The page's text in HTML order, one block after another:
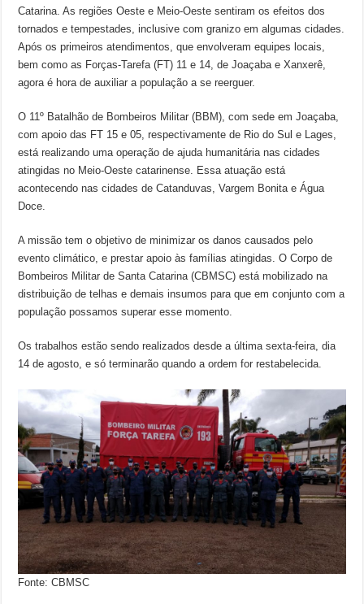
Catarina. As regiões Oeste e Meio-Oeste sentiram os efeitos dos
tornados e tempestades, inclusive com granizo em algumas cidades.
Após os primeiros atendimentos, que envolveram equipes locais,
bem como as Forças-Tarefa (FT) 11 e 14, de Joaçaba e Xanxerê,
agora é hora de auxiliar a população a se reerguer.
O 11º Batalhão de Bombeiros Militar (BBM), com sede em Joaçaba,
com apoio das FT 15 e 05, respectivamente de Rio do Sul e Lages,
está realizando uma operação de ajuda humanitária nas cidades
atingidas no Meio-Oeste catarinense. Essa atuação está
acontecendo nas cidades de Catanduvas, Vargem Bonita e Água
Doce.
A missão tem o objetivo de minimizar os danos causados pelo
evento climático, e prestar apoio às famílias atingidas. O Corpo de
Bombeiros Militar de Santa Catarina (CBMSC) está mobilizado na
distribuição de telhas e demais insumos para que em conjunto com a
população possamos superar esse momento.
Os trabalhos estão sendo realizados desde a última sexta-feira, dia
14 de agosto, e só terminarão quando a ordem for restabelecida.
Fonte: CBMSC